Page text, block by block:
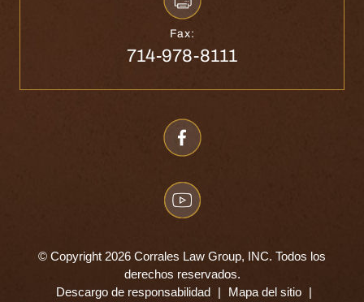
Fax:
714-978-8111
© Copyright 2026 Corrales Law Group, INC. Todos los
derechos reservados.
Descargo de responsabilidad | Mapa del sitio |